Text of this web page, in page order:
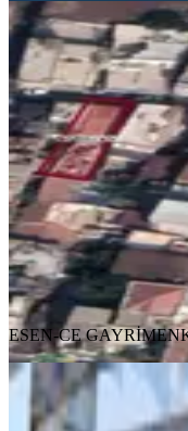
Mah.
Konak,
50 m²·
ESEN-CE
Ara
ESEN-CE
YOLU AÇIK
Ticari